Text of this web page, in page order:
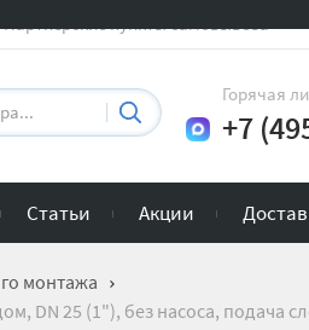
Партнерские пункты самовывоза
Горячая
+7
Статьи Акции
монтажа
DN 25 (1"), без насоса, подача